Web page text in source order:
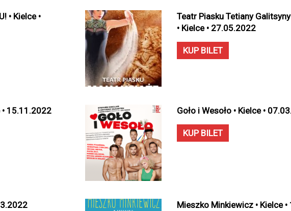
• Kielce •
Teatr Piasku Tetiany
• Kielce • 27.05.2022
KUP BILET
• 15.11.2022 Goło i Wesoło • Kielce •
KUP BILET
Mieszko Minkiewicz • Kielce